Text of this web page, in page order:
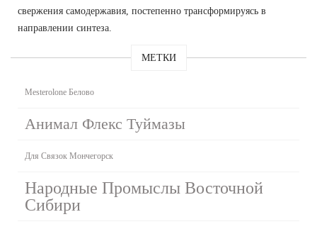
свержения самодержавия, постепенно трансформируясь в
направлении синтеза.
МЕТКИ
Mesterolone Белово
Анимал Флекс Туймазы
Для Связок Мончегорск
Народные Промыслы Восточной
Сибири